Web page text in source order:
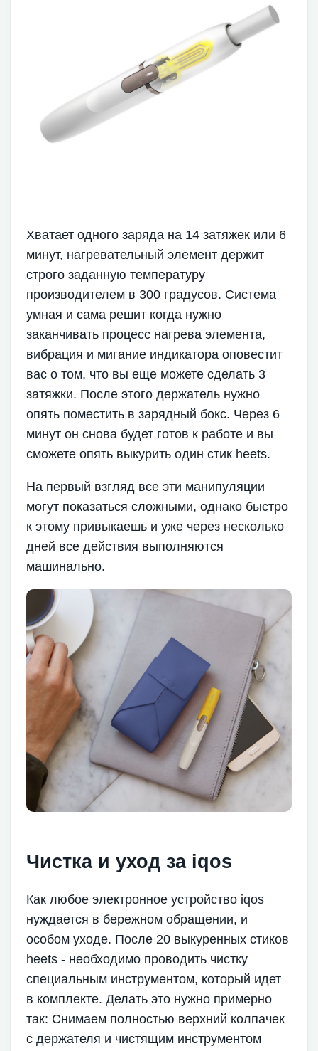
Хватает одного заряда на 14 затяжек или 6
минут, нагревательный элемент держит
строго заданную температуру
производителем в 300 градусов. Система
умная и сама решит когда нужно
заканчивать процесс нагрева элемента,
вибрация и мигание индикатора оповестит
вас о том, что вы еще можете сделать 3
затяжки. После этого держатель нужно
опять поместить в зарядный бокс. Через 6
минут он снова будет готов к работе и вы
сможете опять выкурить один стик heets.
На первый взгляд все эти манипуляции
могут показаться сложными, однако быстро
к этому привыкаешь и уже через несколько
дней все действия выполняются
машинально.
Чистка и уход за iqos
Как любое электронное устройство iqos
нуждается в бережном обращении, и
особом уходе. После 20 выкуренных стиков
heets - необходимо проводить чистку
специальным инструментом, который идет
в комплекте. Делать это нужно примерно
так: Снимаем полностью верхний колпачек
с держателя и чистящим инструментом